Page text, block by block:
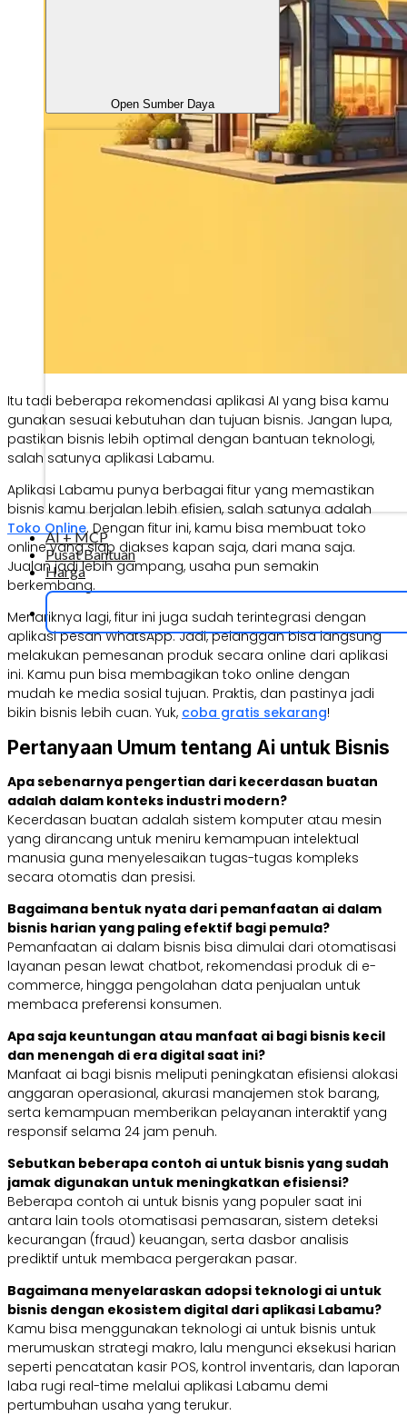
Open Sumber Daya
AI + MCP
Pusat Bantuan
Harga
Itu tadi beberapa rekomendasi aplikasi AI yang bisa kamu
gunakan sesuai kebutuhan dan tujuan bisnis. Jangan lupa,
pastikan bisnis lebih optimal dengan bantuan teknologi,
salah satunya aplikasi Labamu.
Aplikasi Labamu punya berbagai fitur yang memastikan
bisnis kamu berjalan lebih efisien, salah satunya adalah
Toko Online. Dengan fitur ini, kamu bisa membuat toko
online yang siap diakses kapan saja, dari mana saja.
Jualan jadi lebih gampang, usaha pun semakin
berkembang.
Menariknya lagi, fitur ini juga sudah terintegrasi dengan
aplikasi pesan WhatsApp. Jadi, pelanggan bisa langsung
melakukan pemesanan produk secara online dari aplikasi
ini. Kamu pun bisa membagikan toko online dengan
mudah ke media sosial tujuan. Praktis, dan pastinya jadi
bikin bisnis lebih cuan. Yuk, coba gratis sekarang!
Pertanyaan Umum tentang Ai untuk Bisnis
Apa sebenarnya pengertian dari kecerdasan buatan
adalah dalam konteks industri modern?
Kecerdasan buatan adalah sistem komputer atau mesin
yang dirancang untuk meniru kemampuan intelektual
manusia guna menyelesaikan tugas-tugas kompleks
secara otomatis dan presisi.
Bagaimana bentuk nyata dari pemanfaatan ai dalam
bisnis harian yang paling efektif bagi pemula?
Pemanfaatan ai dalam bisnis bisa dimulai dari otomatisasi
layanan pesan lewat chatbot, rekomendasi produk di e-
commerce, hingga pengolahan data penjualan untuk
membaca preferensi konsumen.
Apa saja keuntungan atau manfaat ai bagi bisnis kecil
dan menengah di era digital saat ini?
Manfaat ai bagi bisnis meliputi peningkatan efisiensi alokasi
anggaran operasional, akurasi manajemen stok barang,
serta kemampuan memberikan pelayanan interaktif yang
responsif selama 24 jam penuh.
Sebutkan beberapa contoh ai untuk bisnis yang sudah
jamak digunakan untuk meningkatkan efisiensi?
Beberapa contoh ai untuk bisnis yang populer saat ini
antara lain tools otomatisasi pemasaran, sistem deteksi
kecurangan (fraud) keuangan, serta dasbor analisis
prediktif untuk membaca pergerakan pasar.
Bagaimana menyelaraskan adopsi teknologi ai untuk
bisnis dengan ekosistem digital dari aplikasi Labamu?
Kamu bisa menggunakan teknologi ai untuk bisnis untuk
merumuskan strategi makro, lalu mengunci eksekusi harian
seperti pencatatan kasir POS, kontrol inventaris, dan laporan
laba rugi real-time melalui aplikasi Labamu demi
pertumbuhan usaha yang terukur.